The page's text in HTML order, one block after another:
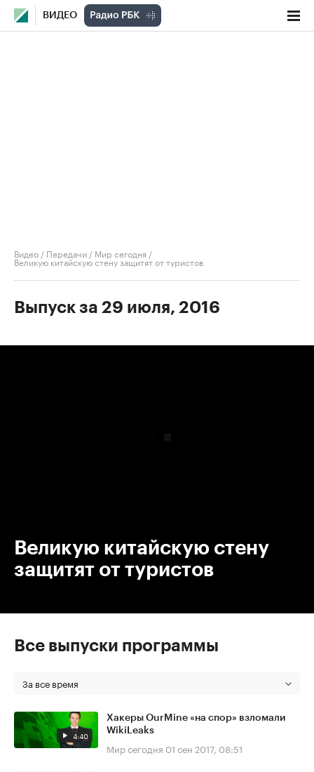
ВИДЕО
Видео / Передачи / Мир сегодня /
Великую китайскую стену защитят от туристов
Выпуск за 29 июля, 2016
Великую китайскую стену
защитят от туристов
Все выпуски программы
За все время
4:40
Хакеры OurMine «на спор» взломали
WikiLeaks
Мир сегодня 01 сен 2017, 08:51